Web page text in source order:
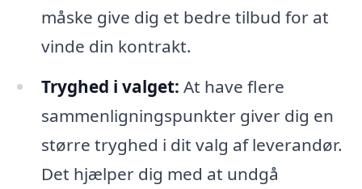
måske give dig et bedre tilbud for at
vinde din kontrakt.
Tryghed i valget: At have flere
sammenligningspunkter giver dig en
større tryghed i dit valg af leverandør.
Det hjælper dig med at undgå